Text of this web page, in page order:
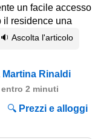
un facile accesso
il residence una
🔉 Ascolta l'articolo
Martina Rinaldi
entro 2 minuti
🔍 Prezzi e alloggi